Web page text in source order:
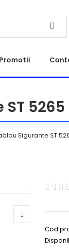
Promotii
5265
Sigurante ST
Cod